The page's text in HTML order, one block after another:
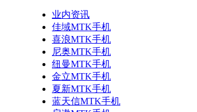
业内资讯
佳域MTK手机
喜浪MTK手机
尼奥MTK手机
纽曼MTK手机
金立MTK手机
夏新MTK手机
蓝天信MTK手机